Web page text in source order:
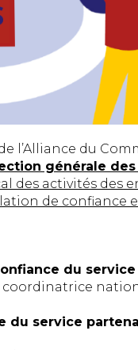
l’Alliance du
générale
des activités des
de confiance
du
coordinatrice
du service